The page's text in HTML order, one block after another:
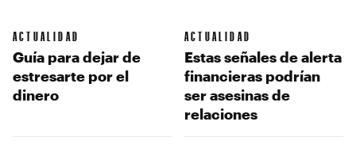
ACTUALIDAD
Guía para dejar de
estresarte por el
dinero
ACTUALIDAD
Estas señales de alerta
financieras podrían
ser asesinas de
relaciones